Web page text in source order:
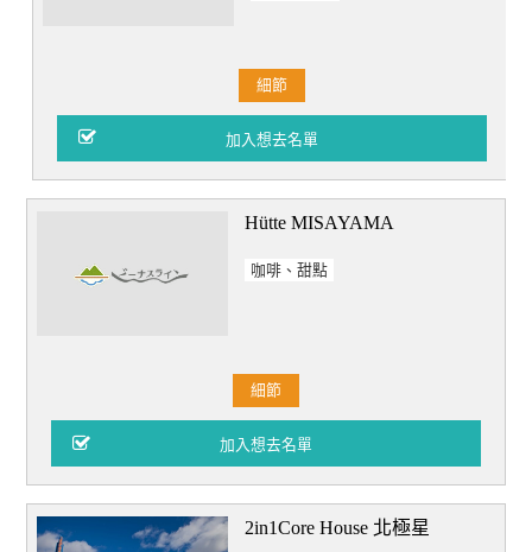
細節
Hütte MISAYAMA
咖啡、甜點
細節
2in1Core House 北極星